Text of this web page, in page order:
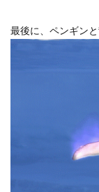
最後に、ペンギン